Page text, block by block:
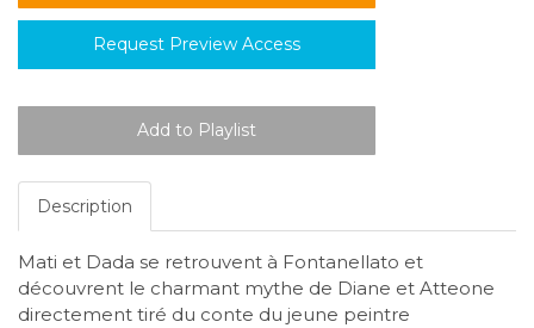
Request Preview Access
Description
Mati et Dada se retrouvent à Fontanellato et
découvrent le charmant mythe de Diane et Atteone
directement tiré du conte du jeune peintre